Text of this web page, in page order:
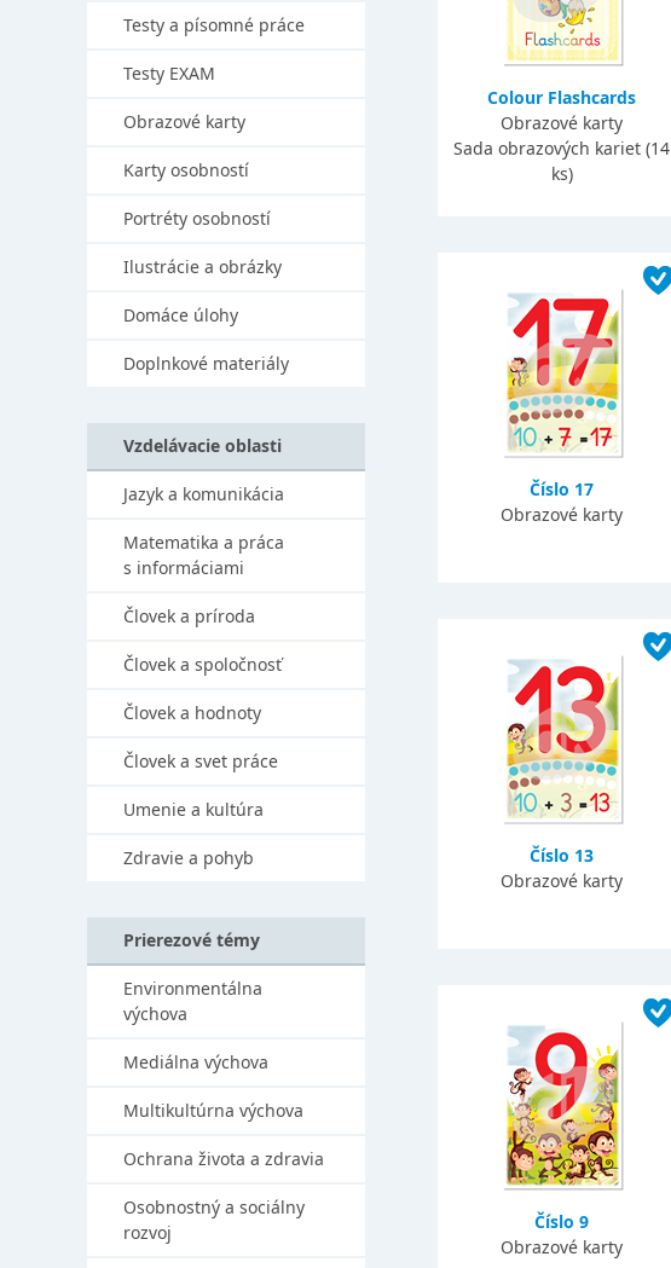
Colour Flashcards
Obrazové karty
Sada obrazových kariet (14
ks)
Číslo 17
Obrazové karty
Číslo 13
Obrazové karty
Číslo 9
Obrazové karty
Testy a písomné práce
Testy EXAM
Obrazové karty
Karty osobností
Portréty osobností
Ilustrácie a obrázky
Domáce úlohy
Doplnkové materiály
Vzdelávacie oblasti
Jazyk a komunikácia
Matematika a práca
s informáciami
Človek a príroda
Človek a spoločnosť
Človek a hodnoty
Človek a svet práce
Umenie a kultúra
Zdravie a pohyb
Prierezové témy
Environmentálna
výchova
Mediálna výchova
Multikultúrna výchova
Ochrana života a zdravia
Osobnostný a sociálny
rozvoj